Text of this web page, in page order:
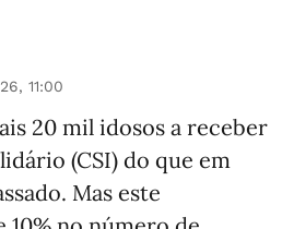
11:00
20 mil idosos a receber
(CSI) do que em
Mas este